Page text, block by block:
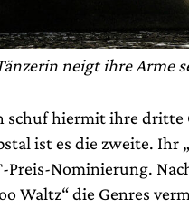
neigt ihre Arme
schuf hiermit ihre dritte
ist es die zweite. Ihr
Preis-Nominierung.
Waltz“ die Genres